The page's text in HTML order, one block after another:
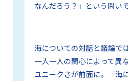
なんだろう？」という問い
海についての対話と議論で
一人一人の関心によって異
ユニークさが前面に。「海